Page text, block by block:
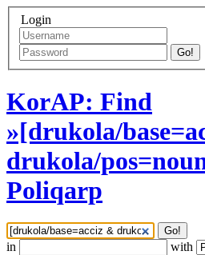
Login
Go!
KorAP: Find
»[drukola/
drukola/
Poliqarp
Go!
in
with